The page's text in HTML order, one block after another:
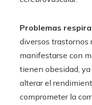
Problemas
diversos trastornos
manifestarse con
tienen obesidad,
alterar el
comprometer la